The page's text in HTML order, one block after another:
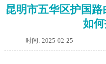
昆明市五华区护国
如
时间: 2025-02-25